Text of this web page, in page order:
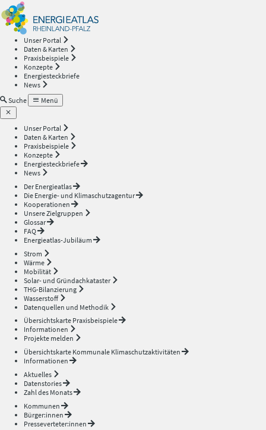
Unser Portal
Daten & Karten
Praxisbeispiele
Konzepte
Energiesteckbriefe
News
Suche
Menü
Unser Portal
Daten & Karten
Praxisbeispiele
Konzepte
Energiesteckbriefe
News
Der Energieatlas
Die Energie- und Klimaschutzagentur
Kooperationen
Unsere Zielgruppen
Glossar
FAQ
Energieatlas-Jubiläum
Strom
Wärme
Mobilität
Solar- und Gründachkataster
THG-Bilanzierung
Wasserstoff
Datenquellen und Methodik
Übersichtskarte Praxisbeispiele
Informationen
Projekte melden
Übersichtskarte Kommunale Klimaschutzaktivitäten
Informationen
Aktuelles
Datenstories
Zahl des Monats
Kommunen
Bürger:innen
Presseverteter:innen